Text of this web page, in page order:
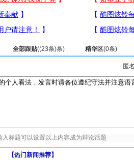
全部跟贴((23条)条) 精华区(0条)
匿名
【热门新闻推荐】